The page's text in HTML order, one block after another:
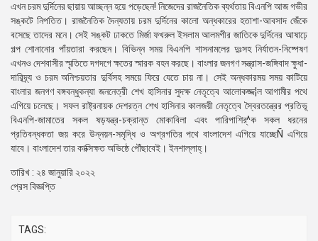
এখন চরম দুর্দিনের ছায়ায় আচ্ছন্ন হয়ে পড়েছেন! নিজেদের রাজনৈতিক ব্যর্থতায় বিএনপি আজ গভীর
সঙ্কটে নিপতিত। রাজনৈতিক দৈন্যতায় চরম দুর্দিনের কালো অন্ধকারের হতাশা-আবসাদ জেঁকে
বসেছে তাদের মনে। সেই সঙ্কট ঢাকতে মির্জা ফখরুল ইসলাম আলমগীর জাতিকে দুর্দিনের আষাঢ়ে
গল্প শোনানোর পাঁয়তারা করছেন। বিভিন্ন সময় বিএনপি শাসনামলের দুঃসহ নির্যাতন-নিষ্পেষণ
এখনও দেশবাসীর স্মৃতিতে দগদগে ক্ষতের স্মারক বহন করছে। বাংলার জনগণ সন্ত্রাস-জঙ্গিবাদ ক্ষুধা-
দারিদ্র্য ও চরম অনিশ্চয়তার দুর্বিসহ সময়ে ফিরে যেতে চায় না। সেই অন্ধকারময় সময় কাটিয়ে
বাংলার জনগণ বঙ্গবন্ধুকন্যা জননেত্রী শেখ হাসিনার সুদক্ষ নেতৃত্বে আলোকজ্জ¦ল আগামীর পথে
এগিয়ে চলেছে। সফল রাষ্ট্রনায়ক দেশরত্ন শেখ হাসিনার কালজয়ী নেতৃত্বে স্বৈরতন্ত্রের প্রতিভূ
বিএনপি-জামাতের সকল ষড়যন্ত্র-চক্রান্ত মোকাবিলা এবং পারিপাশির্^ক সকল ধরনের
প্রতিবন্ধকতা জয় করে উন্নয়ন-সমৃদ্ধি ও অগ্রগতির পথে বাংলাদেশ এগিয়ে যাচ্ছেÑ এগিয়ে
যাবে। বাংলাদেশ তার কাক্সিক্ষত অভিষ্ঠে পৌঁছাবেই। ইনশাল্লাহ্।
তারিখ : ২৪ জানুয়ারি ২০২২
প্রেস বিজ্ঞপ্তি
TAGS: